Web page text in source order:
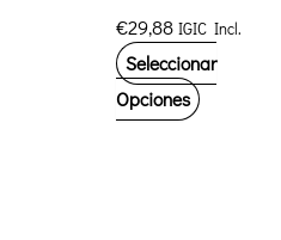
€29,88 IGIC Incl.
Seleccionar
Opciones Este